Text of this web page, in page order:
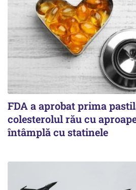
FDA a aprobat prima
colesterolul rău cu aproape
întâmplă cu statinele